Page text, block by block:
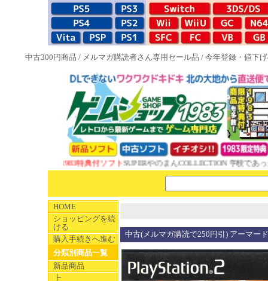
中古300円商品 / メルマガ購読者さん専用セール品 / 今年登録・値下
NEW 1983特典付ソフトSUPERやのまんCOLLECTION 学校であった怖
HOME
ショッピングを続
ける
購入手続きへ進む
分類別商品一覧
新品商品
┣
中古(メルマガ購読で250円引) アーマー